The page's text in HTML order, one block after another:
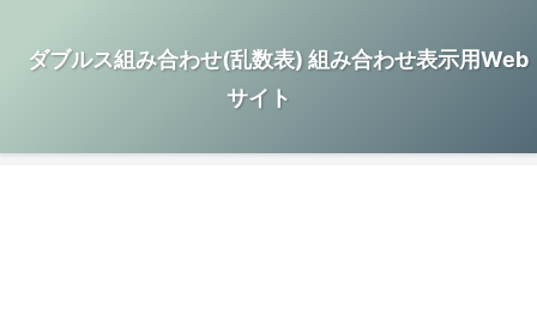
ダブルス組み合わせ(乱数表) 組み合わせ表示用Web
サイト